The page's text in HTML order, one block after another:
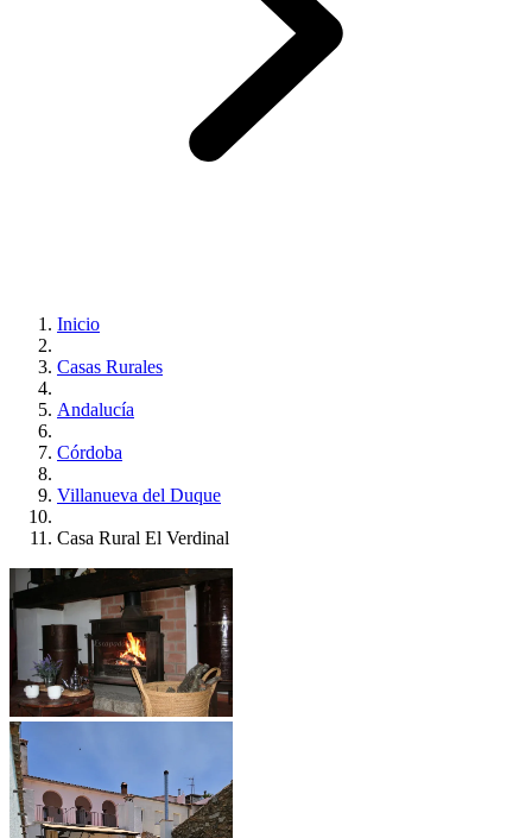
Inicio
Casas Rurales
Andalucía
Córdoba
Villanueva del Duque
Casa Rural El Verdinal